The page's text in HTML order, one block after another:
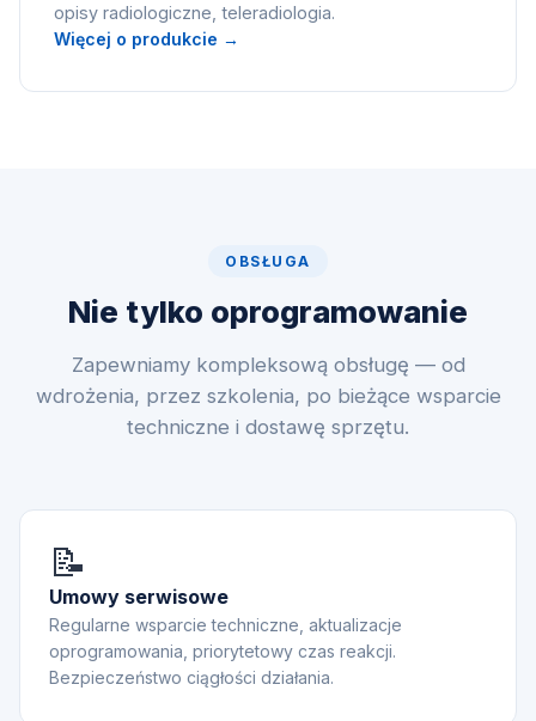
opisy radiologiczne, teleradiologia.
Więcej o produkcie →
OBSŁUGA
Nie tylko oprogramowanie
Zapewniamy kompleksową obsługę — od
wdrożenia, przez szkolenia, po bieżące wsparcie
techniczne i dostawę sprzętu.
📝
Umowy serwisowe
Regularne wsparcie techniczne, aktualizacje
oprogramowania, priorytetowy czas reakcji.
Bezpieczeństwo ciągłości działania.